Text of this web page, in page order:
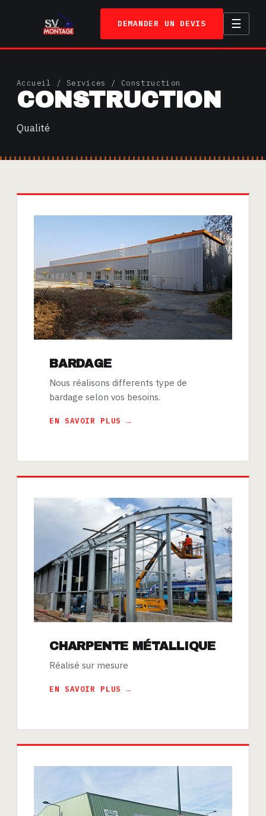
SERVICES
DEMANDER UN DEVIS ☰
Accueil / Services / Construction
CONSTRUCTION
Qualité
BARDAGE
Nous réalisons differents type de
bardage selon vos besoins.
EN SAVOIR PLUS →
CHARPENTE MÉTALLIQUE
Réalisé sur mesure
EN SAVOIR PLUS →